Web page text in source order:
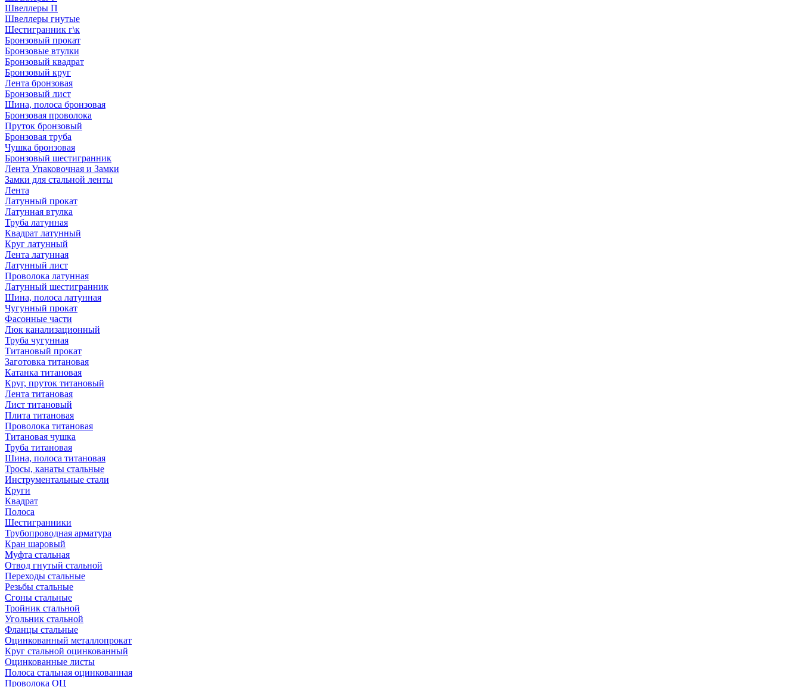
Швеллеры П
Швеллеры гнутые
Шестигранник г\к
Бронзовый прокат
Бронзовые втулки
Бронзовый квадрат
Бронзовый круг
Лента бронзовая
Бронзовый лист
Шина, полоса бронзовая
Бронзовая проволока
Пруток бронзовый
Бронзовая труба
Чушка бронзовая
Бронзовый шестигранник
Лента Упаковочная и Замки
Замки для стальной ленты
Лента
Латунный прокат
Латунная втулка
Труба латунная
Квадрат латунный
Круг латунный
Лента латунная
Латунный лист
Проволока латунная
Латунный шестигранник
Шина, полоса латунная
Чугунный прокат
Фасонные части
Люк канализационный
Труба чугунная
Титановый прокат
Заготовка титановая
Катанка титановая
Круг, пруток титановый
Лента титановая
Лист титановый
Плита титановая
Проволока титановая
Титановая чушка
Труба титановая
Шина, полоса титановая
Тросы, канаты стальные
Инструментальные стали
Круги
Квадрат
Полоса
Шестигранники
Трубопроводная арматура
Кран шаровый
Муфта стальная
Отвод гнутый стальной
Переходы стальные
Резьбы стальные
Сгоны стальные
Тройник стальной
Угольник стальной
Фланцы стальные
Оцинкованный металлопрокат
Круг стальной оцинкованный
Оцинкованные листы
Полоса стальная оцинкованная
Проволока ОЦ